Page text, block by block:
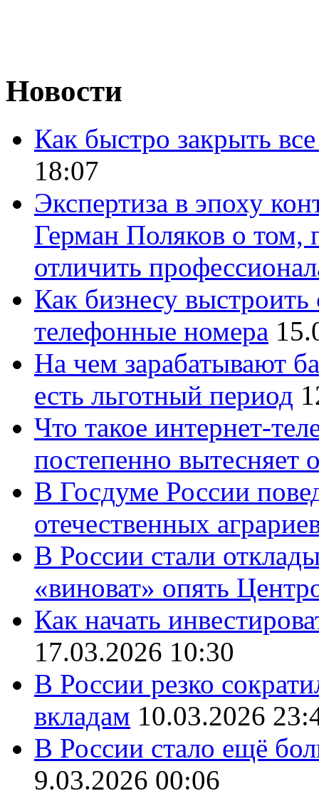
Новости
Как быстро закрыть
18:07
Экспертиза в эпоху
Герман Поляков о том,
отличить
Как бизнесу
телефонные номера
На чем зарабатывают
есть льготный период
Что такое интернет-
постепенно вытесняет
В Госдуме России
отечественных
В России стали
«виноват» опять
Как начать
17.03.2026 10:30
В России резко
вкладам 10.03.2026
В России стало ещё
9.03.2026 00:06